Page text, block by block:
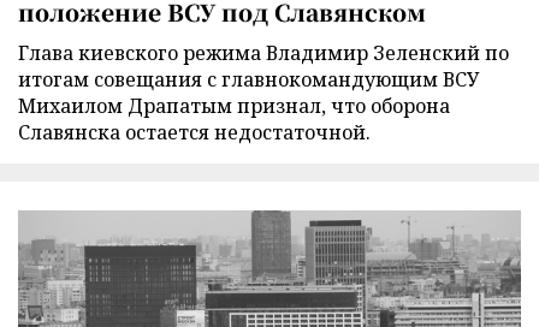
положение ВСУ под Славянском
Глава киевского режима Владимир Зеленский по
итогам совещания с главнокомандующим ВСУ
Михаилом Драпатым признал, что оборона
Славянска остается недостаточной.